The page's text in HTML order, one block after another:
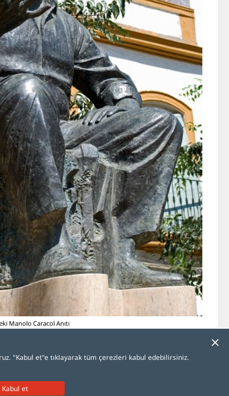
Manolo Caracol Anıtı
中文日本語
"Kabul et"e tıklayarak tüm çerezleri kabul edebilirsiniz.